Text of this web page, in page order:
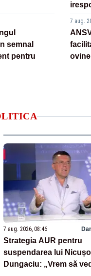
semnal
pentru
7 aug.
7 aug. 2026, 08:46
Strategia AUR pentru
suspendarea lui
Dungaciu: „Vrem să